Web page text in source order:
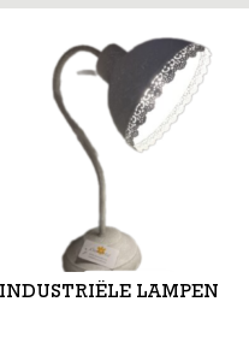
INDUSTRIËLE LAMPEN